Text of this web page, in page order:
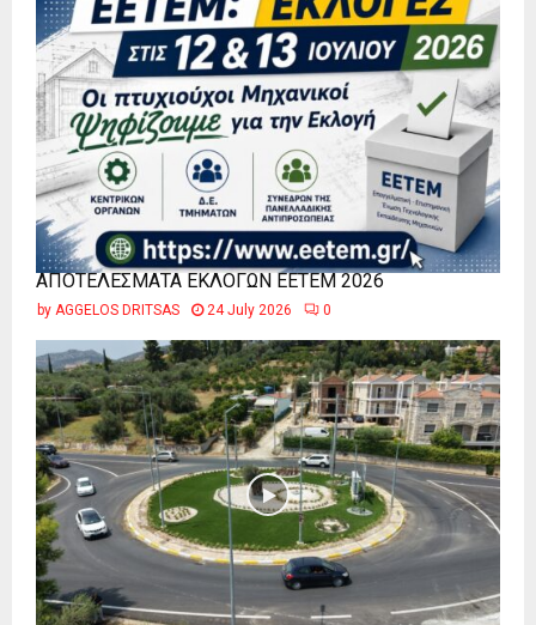
ΑΠΟΤΕΛΕΣΜΑΤΑ ΕΚΛΟΓΩΝ ΕΕΤΕΜ 2026
by AGGELOS DRITSAS 24 July 2026 0